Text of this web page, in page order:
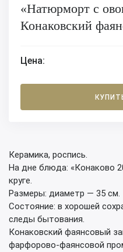
«Натюрморт с
Конаковский
Цена:
Керамика, роспись.
На дне блюда: «Конаково
круге.
Размеры: диаметр — 35 см.
Состояние: в хорошей
следы бытования.
Конаковский фаянсовый
фарфорово-фаянсовой